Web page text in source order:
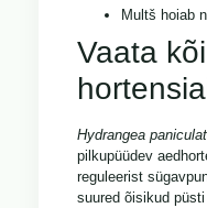
Multš hoiab
Vaata
Hydrangea
pilkupüüdev
reguleerist
suured õisikud